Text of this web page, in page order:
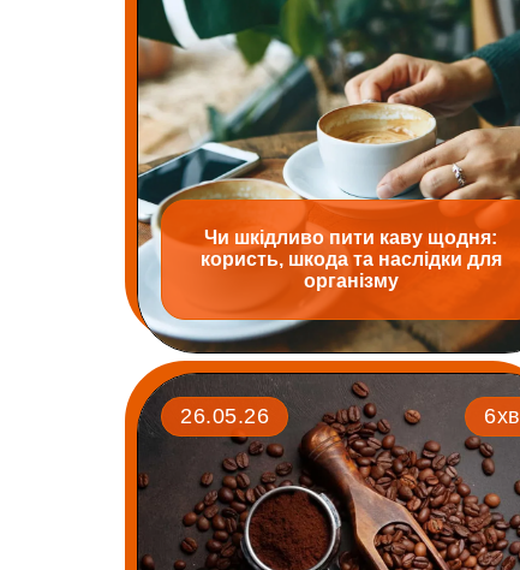
Чи шкідливо пити каву щодня:
користь, шкода та наслідки для
організму
26.05.26 6хв